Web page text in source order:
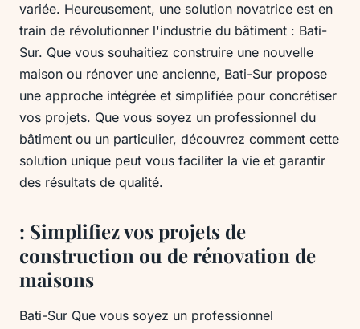
variée. Heureusement, une solution novatrice est en
train de révolutionner l'industrie du bâtiment : Bati-
Sur. Que vous souhaitiez construire une nouvelle
maison ou rénover une ancienne, Bati-Sur propose
une approche intégrée et simplifiée pour concrétiser
vos projets. Que vous soyez un professionnel du
bâtiment ou un particulier, découvrez comment cette
solution unique peut vous faciliter la vie et garantir
des résultats de qualité.
: Simplifiez vos projets de
construction ou de rénovation de
maisons
Bati-Sur Que vous soyez un professionnel